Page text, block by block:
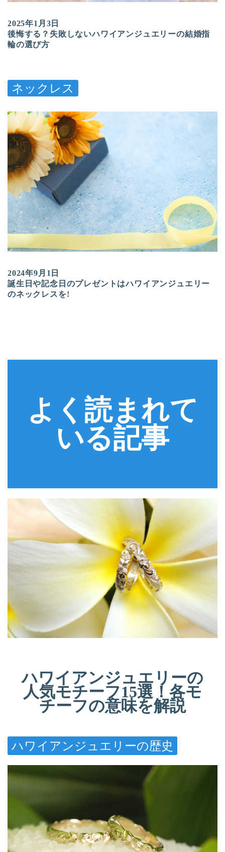
2025年1月3日
後悔する？失敗しないハワイアンジュエリーの結婚指
輪の選び方
ネックレス
2024年9月1日
誕生日や記念日のプレゼントはハワイアンジュエリー
のネックレスを!
よく読まれて
いる記事
ハワイアンジュエリーの
人気モチーフ15選！各モ
チーフの意味を解説
ハワイアンジュエリーの歴史